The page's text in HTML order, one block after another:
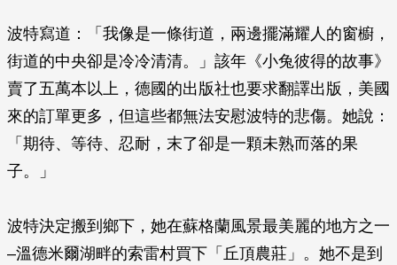
波特寫道：「我像是一條街道，兩邊擺滿耀人的窗櫥，
街道的中央卻是冷冷清清。」該年《小兔彼得的故事》
賣了五萬本以上，德國的出版社也要求翻譯出版，美國
來的訂單更多，但這些都無法安慰波特的悲傷。她說：
「期待、等待、忍耐，末了卻是一顆未熟而落的果
子。」
波特決定搬到鄉下，她在蘇格蘭風景最美麗的地方之一
–溫德米爾湖畔的索雷村買下「丘頂農莊」。她不是到